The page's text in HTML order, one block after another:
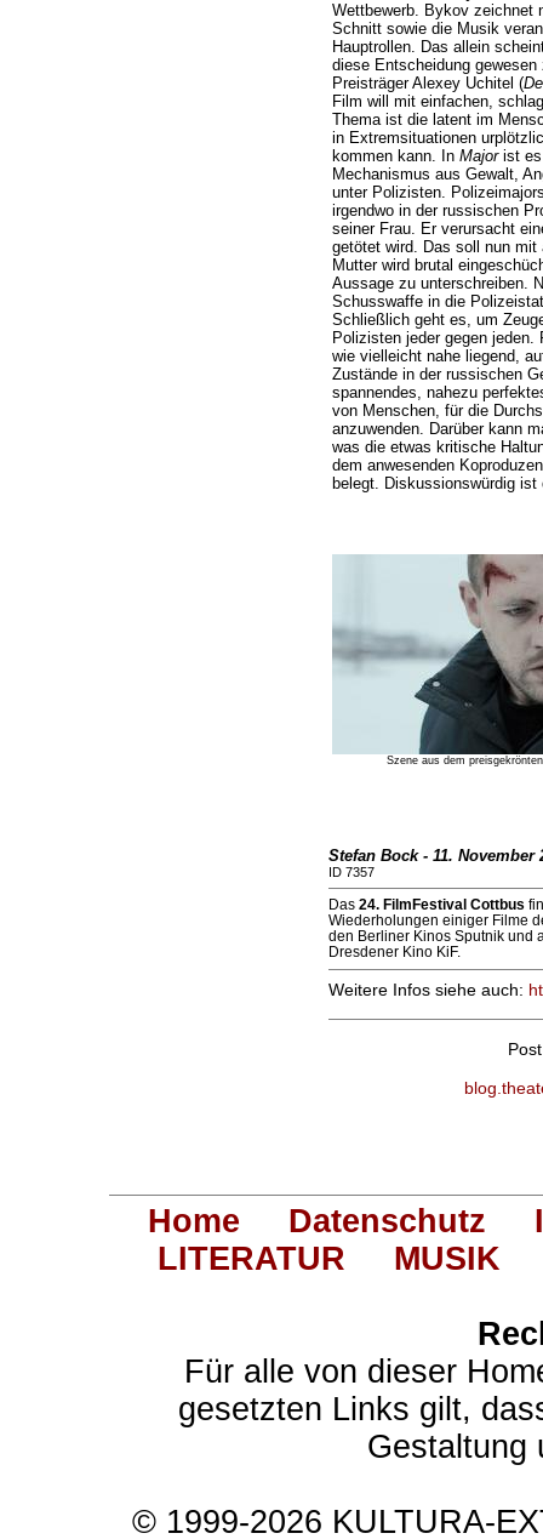
Wettbewerb. Bykov zeichnet
Schnitt sowie die Musik
Hauptrollen. Das allein
diese Entscheidung
Preisträger Alexey Uchitel (
Film will mit einfachen,
Thema ist die latent im
in Extremsituationen
kommen kann. In Majorist es
Mechanismus aus Gewalt,
unter Polizisten.
irgendwo in der russischen
seiner Frau. Er verursacht
getötet wird. Das soll nun
Mutter wird brutal
Aussage zu unterschreiben.
Schusswaffe in die
Schließlich geht es, um
Polizisten jeder gegen
wie vielleicht nahe liegend,
Zustände in der russischen
spannendes, nahezu
von Menschen, für die
anzuwenden. Darüber kann
was die etwas kritische
dem anwesenden
belegt. Diskussionswürdig
Szene aus dem
Stefan Bock - 11. November
ID 7357
Das 24. FilmFestival Cottbus
Wiederholungen einiger Filme
den Berliner Kinos Sputnik und
Dresdener Kino KiF.
Weitere Infos siehe auch:
Home Datenschutz
LITERATUR
MUSIK
Für alle von dieser
gesetzten Links gilt,
Gestaltung
© 1999-2026 KULTURA-